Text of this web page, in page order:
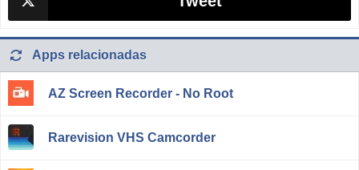
Apps relacionadas
AZ Screen Recorder - No Root
Rarevision VHS Camcorder